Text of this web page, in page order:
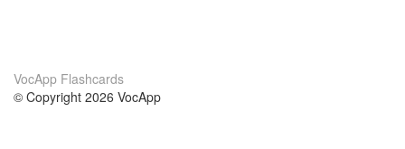
VocApp Flashcards
© Copyright 2026 VocApp